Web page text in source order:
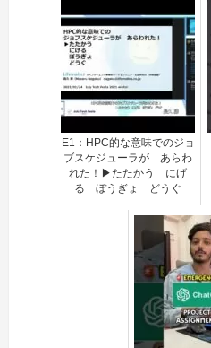
E1：HPC的な意味でのジョ
ブスケジューラが あらわ
れた！▶たたかう にげ
る ぼうぎょ どうぐ